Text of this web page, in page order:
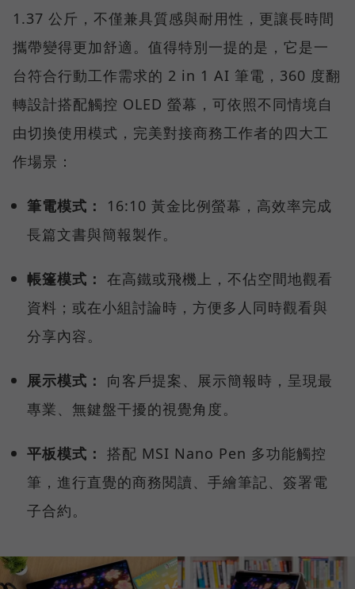
1.37 公斤，不僅兼具質感與耐用性，更讓長時間
攜帶變得更加舒適。值得特別一提的是，它是一
台符合行動工作需求的 2 in 1 AI 筆電，360 度翻
轉設計搭配觸控 OLED 螢幕，可依照不同情境自
由切換使用模式，完美對接商務工作者的四大工
作場景：
筆電模式：
16:10 黃金比例螢幕，高效率完成
長篇文書與簡報製作。
帳篷模式： 在高鐵或飛機上，不佔空間地觀看
資料；或在小組討論時，方便多人同時觀看與
分享內容。
展示模式：
向客戶提案、展示簡報時，呈現最
專業、無鍵盤干擾的視覺角度。
平板模式： 搭配 MSI Nano Pen 多功能觸控
筆，進行直覺的商務閱讀、手繪筆記、簽署電
子合約。